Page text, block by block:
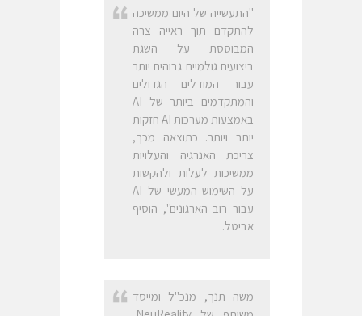
"התעשייה של היום ממשיכה
להתקדם תוך ראייה צרה
המבוססת על השגת
ביצועים גולמיים גבוהים יותר
עבור המודלים הגדולים
והמתקדמים ביותר של AI
באמצעות מערכות AI חזקות
יותר ויותר. כתוצאה מכך,
צריכת האנרגיה והעלויות
ממשיכות לעלות ולהקשות
על השימוש המעשי של AI
עבור רוב הארגונים", הוסיף
אביטל.
משה תנך, מנכ"ל ומייסד